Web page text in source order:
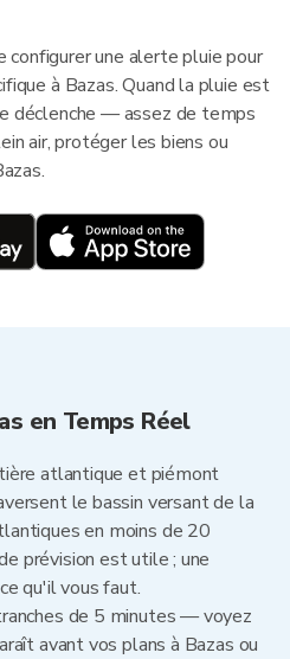
une alerte pluie pour
à Bazas. Quand la pluie est
déclenche — assez de temps
air, protéger les biens ou
en Temps Réel
atlantique et piémont
le bassin versant de la
en moins de 20
prévision est utile ; une
qu'il vous faut.
de 5 minutes — voyez
avant vos plans à Bazas ou